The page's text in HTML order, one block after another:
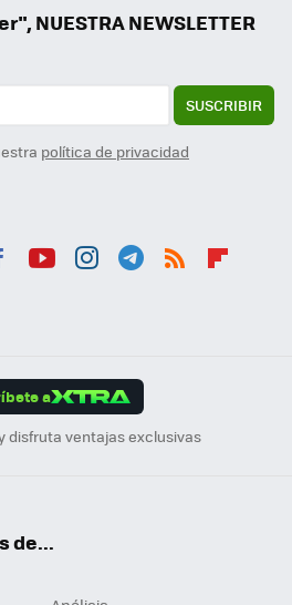
NUESTRA NEWSLETTER
SUSCRIBIR
política de privacidad
a
disfruta ventajas exclusivas
de...